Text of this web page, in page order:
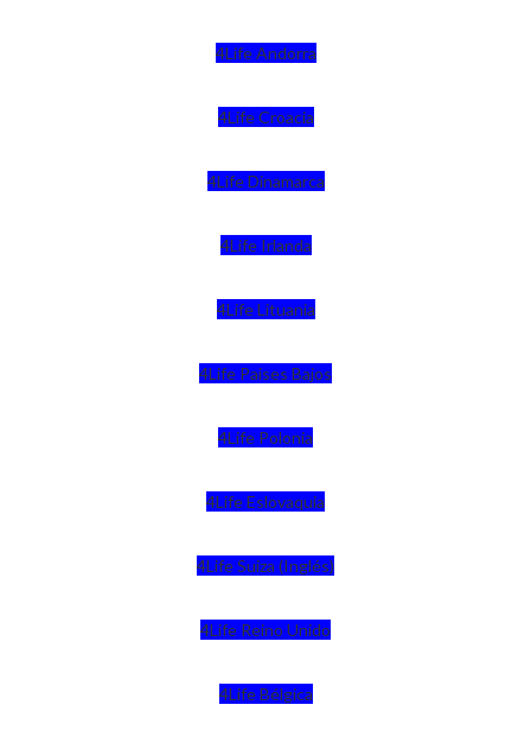
4Life Andorra
4Life Croacia
4Life Dinamarca
4Life Irlanda
4Life Lituania
4Life Paises Bajos
4Life Polonia
4Life Eslovaquia
4Life Suiza (Inglés)
4Life Reino Unido
4Life Bélgica